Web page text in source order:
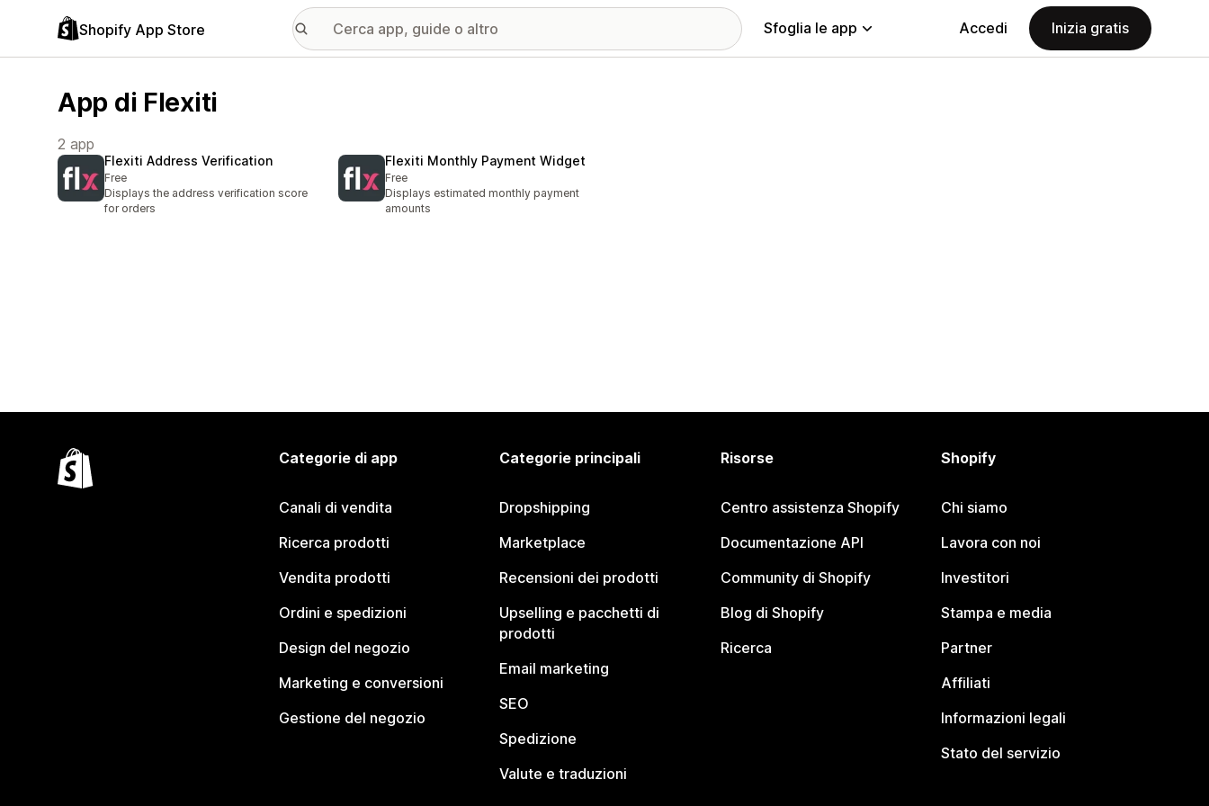
Shopify App Store Sfoglia le app Accedi Inizia gratis
App di Flexiti
2 app
Flexiti Address Verification
Free
Displays the address verification score
for orders
Flexiti Monthly Payment Widget
Free
Displays estimated monthly payment
amounts
Categorie di app
Canali di vendita
Ricerca prodotti
Vendita prodotti
Ordini e spedizioni
Design del negozio
Marketing e conversioni
Gestione del negozio
Categorie principali
Dropshipping
Marketplace
Recensioni dei prodotti
Upselling e pacchetti di
prodotti
Email marketing
SEO
Spedizione
Valute e traduzioni
Risorse
Centro assistenza Shopify
Documentazione API
Community di Shopify
Blog di Shopify
Ricerca
Shopify
Chi siamo
Lavora con noi
Investitori
Stampa e media
Partner
Affiliati
Informazioni legali
Stato del servizio